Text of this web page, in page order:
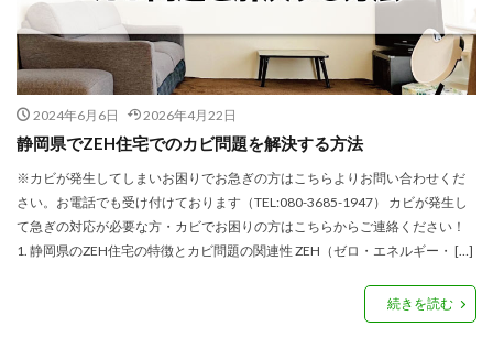
2024年6月6日 2026年4月22日
静岡県でZEH住宅でのカビ問題を解決する方法
※カビが発生してしまいお困りでお急ぎの方はこちらよりお問い合わせくだ
さい。お電話でも受け付けております（TEL:080-3685-1947） カビが発生し
て急ぎの対応が必要な方・カビでお困りの方はこちらからご連絡ください！
1. 静岡県のZEH住宅の特徴とカビ問題の関連性 ZEH（ゼロ・エネルギー・ […]
続きを読む